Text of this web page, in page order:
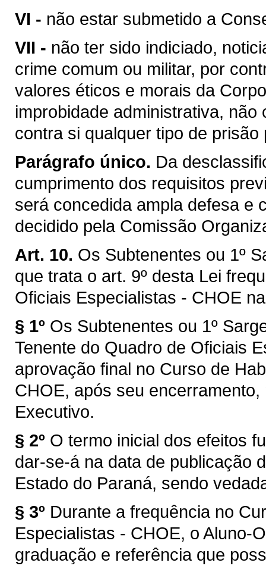
VI - não estar submetido a
VII - não ter sido indiciado,
crime comum ou militar, por
valores éticos e morais da
improbidade administrativa,
contra si qualquer tipo de prisão
Parágrafo único. Da
cumprimento dos requisitos
será concedida ampla defesa e
decidido pela Comissão
Art. 10. Os Subtenentes ou 1º
que trata o art. 9º desta Lei
Oficiais Especialistas - CHOE
§ 1º Os Subtenentes ou 1º
Tenente do Quadro de Oficiais
aprovação final no Curso de
CHOE, após seu
Executivo.
§ 2º O termo inicial dos efeitos
dar-se-á na data de publicação
Estado do Paraná, sendo
§ 3º Durante a frequência no
Especialistas - CHOE, o Aluno-
graduação e referência que